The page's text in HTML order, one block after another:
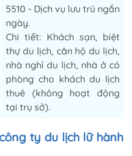
5510 - Dịch vụ lưu trú ngắn
ngày.
Chi tiết: Khách sạn, biệt
thự du lịch, căn hộ du lịch,
nhà nghỉ du lịch, nhà ở có
phòng cho khách du lịch
thuê (không hoạt động
tại trụ sở).
ty du lịch lữ hành